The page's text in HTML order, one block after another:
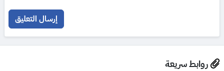
إرسال التعليق
روابط سريعة